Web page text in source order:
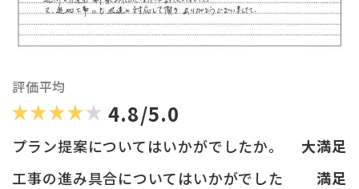
評価平均
4.8/5.0
プラン提案についてはいかがでしたか。
大満足
工事の進み具合についてはいかがでした
満足